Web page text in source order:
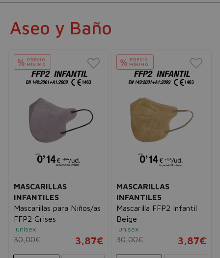
Aseo y Baño
% PRECIO
MÍNIMO
MASCARILLAS
INFANTILES
Mascarillas para Niños/as
FFP2 Grises
unisex
30,00€ 3,87€
% PRECIO
MÍNIMO
MASCARILLAS
INFANTILES
Mascarilla FFP2 Infantil
Beige
unisex
30,00€ 3,87€